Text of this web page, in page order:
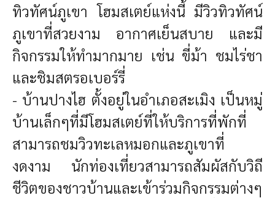
ทิวทัศน์ภูเขา โฮมสเตย์แห่งนี้ มีวิวทิวทัศน์
ภูเขาที่สวยงาม อากาศเย็นสบาย และมี
กิจกรรมให้ทำมากมาย เช่น ขี่ม้า ชมไร่ชา
และชิมสตรอเบอร์รี่
- บ้านปางไฮ ตั้งอยู่ในอำเภอสะเมิง เป็นหมู่
บ้านเล็กๆที่มีโฮมสเตย์ที่ให้บริการที่พักที่
สามารถชมวิวทะเลหมอกและภูเขาที่
งดงาม นักท่องเที่ยวสามารถสัมผัสกับวิถี
ชีวิตของชาวบ้านและเข้าร่วมกิจกรรมต่างๆ